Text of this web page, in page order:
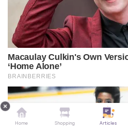
Home Shopping Articles